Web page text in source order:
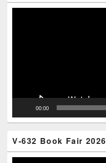
00:00
V-632 Book Fair 2026